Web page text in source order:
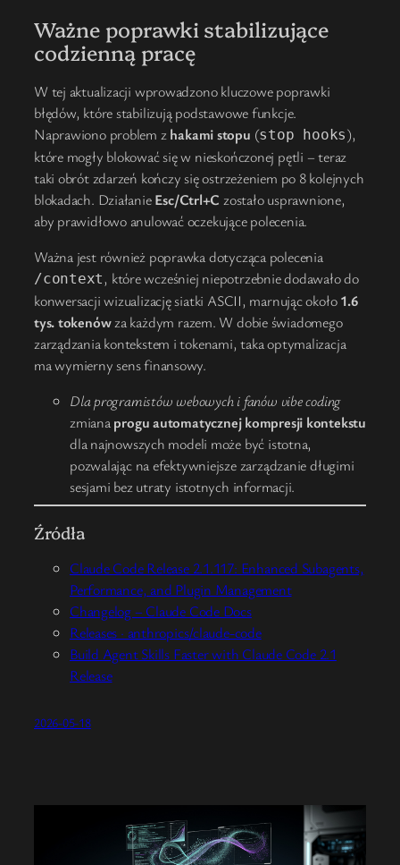
Ważne poprawki stabilizujące
codzienną pracę
W tej aktualizacji wprowadzono kluczowe poprawki
błędów, które stabilizują podstawowe funkcje.
Naprawiono problem zhakami stopu (stop hooks),
które mogły blokować się w nieskończonej pętli – teraz
taki obrót zdarzeń kończy się ostrzeżeniem po 8 kolejnych
blokadach. DziałanieEsc/Ctrl+C zostało usprawnione,
aby prawidłowo anulować oczekujące polecenia.
Ważna jest również poprawka dotycząca polecenia
/context, które wcześniej niepotrzebnie dodawało do
konwersacji wizualizację siatki ASCII, marnując około1.6
tys. tokenówza każdym razem. W dobie świadomego
zarządzania kontekstem i tokenami, taka optymalizacja
ma wymierny sens finansowy.
Dla programistów webowych i fanów vibe coding
zmianaprogu automatycznej kompresji kontekstu
dla najnowszych modeli może być istotna,
pozwalając na efektywniejsze zarządzanie długimi
sesjami bez utraty istotnych informacji.
Źródła
Claude Code Release 2.1.117: Enhanced Subagents,
Performance, and Plugin Management
Changelog – Claude Code Docs
Releases · anthropics/claude-code
Build Agent Skills Faster with Claude Code 2.1
Release
2026-05-18